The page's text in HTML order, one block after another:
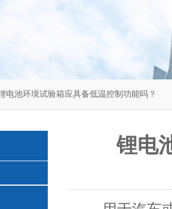
电池环境试验箱应具备低温控制功能吗？
锂电